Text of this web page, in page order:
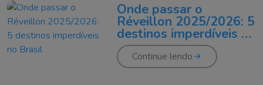
Onde passar o
Réveillon 2025/2026: 5
destinos imperdíveis no
Brasil
Continue lendo